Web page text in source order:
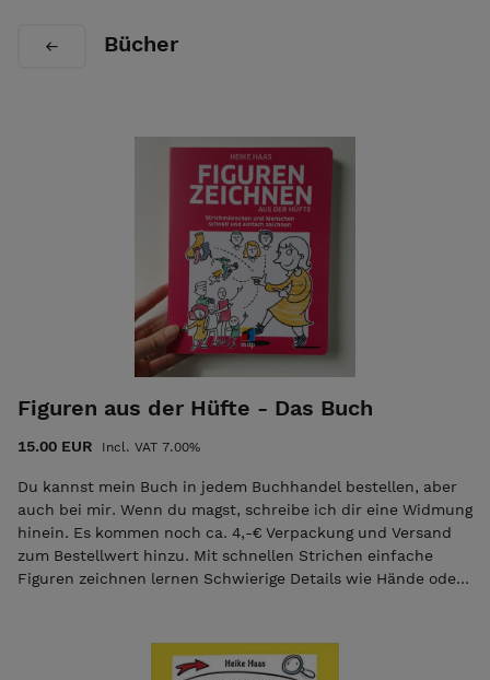
Bücher
Figuren aus der Hüfte - Das Buch
15.00 EUR Incl. VAT 7.00%
Du kannst mein Buch in jedem Buchhandel bestellen, aber
auch bei mir. Wenn du magst, schreibe ich dir eine Widmung
hinein. Es kommen noch ca. 4,-€ Verpackung und Versand
zum Bestellwert hinzu. Mit schnellen Strichen einfache
Figuren zeichnen lernen Schwierige Details wie Hände oder
Zahlreiche Bildbeispiele und Zeichenvorlagen Du möchtest
schnell und ganz einfach Figuren zeichnen, auch wenn du